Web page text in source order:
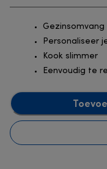
Gezinsomvang
Personaliseer
Kook slimmer
Eenvoudig te